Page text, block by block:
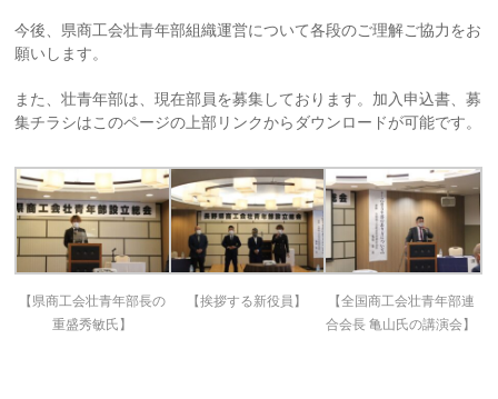
今後、県商工会壮青年部組織運営について各段のご理解ご協力をお
願いします。
また、壮青年部は、現在部員を募集しております。加入申込書、募
集チラシはこのページの上部リンクからダウンロードが可能です。
【県商工会壮青年部長の
重盛秀敏氏】
【挨拶する新役員】
【全国商工会壮青年部連
合会長 亀山氏の講演会】